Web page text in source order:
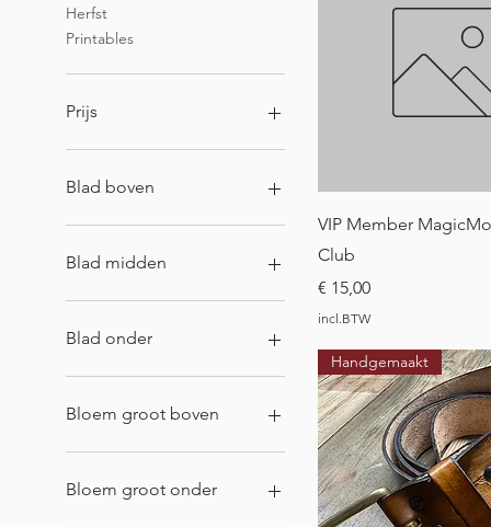
Herfst
Printables
Prijs
Blad boven
Blad midden
Blad onder
Bloem groot boven
Bloem groot onder
Snel
VIP Member
Club
Prijs
€ 15,00
incl.BTW
Handgemaakt